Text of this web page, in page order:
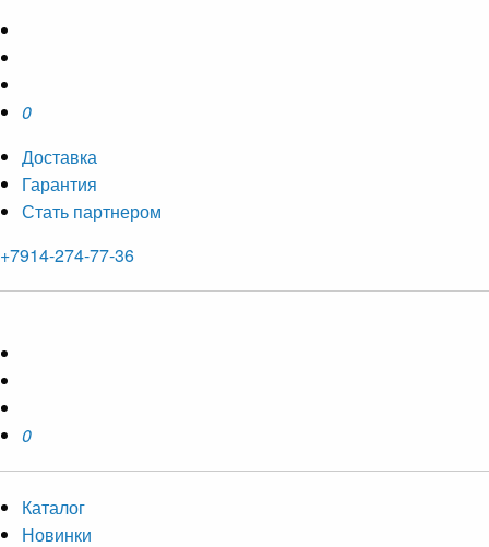
0
Доставка
Гарантия
Стать партнером
+7914-274-77-36
0
Каталог
Новинки